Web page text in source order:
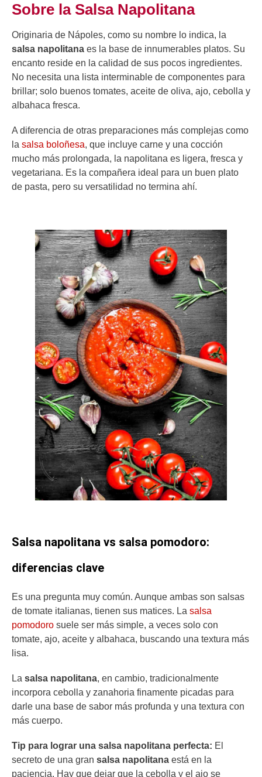
Sobre la Salsa Napolitana
Originaria de Nápoles, como su nombre lo indica, la
salsa napolitana es la base de innumerables platos. Su
encanto reside en la calidad de sus pocos ingredientes.
No necesita una lista interminable de componentes para
brillar; solo buenos tomates, aceite de oliva, ajo, cebolla y
albahaca fresca.
A diferencia de otras preparaciones más complejas como
la salsa boloñesa, que incluye carne y una cocción
mucho más prolongada, la napolitana es ligera, fresca y
vegetariana. Es la compañera ideal para un buen plato
de pasta, pero su versatilidad no termina ahí.
Salsa napolitana vs salsa pomodoro:
diferencias clave
Es una pregunta muy común. Aunque ambas son salsas
de tomate italianas, tienen sus matices. La salsa
pomodoro suele ser más simple, a veces solo con
tomate, ajo, aceite y albahaca, buscando una textura más
lisa.
La salsa napolitana, en cambio, tradicionalmente
incorpora cebolla y zanahoria finamente picadas para
darle una base de sabor más profunda y una textura con
más cuerpo.
Tip para lograr una salsa napolitana perfecta: El
secreto de una gran salsa napolitana está en la
paciencia. Hay que dejar que la cebolla y el ajo se